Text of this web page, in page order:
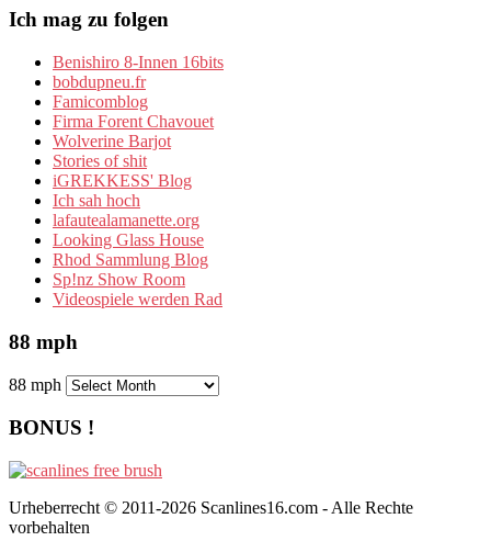
Ich mag zu folgen
Benishiro 8-Innen 16bits
bobdupneu.fr
Famicomblog
Firma Forent Chavouet
Wolverine Barjot
Stories of shit
iGREKKESS' Blog
Ich sah hoch
lafautealamanette.org
Looking Glass House
Rhod Sammlung Blog
Sp!nz Show Room
Videospiele werden Rad
88 mph
88 mph
BONUS !
Urheberrecht © 2011-2026 Scanlines16.com - Alle Rechte
vorbehalten